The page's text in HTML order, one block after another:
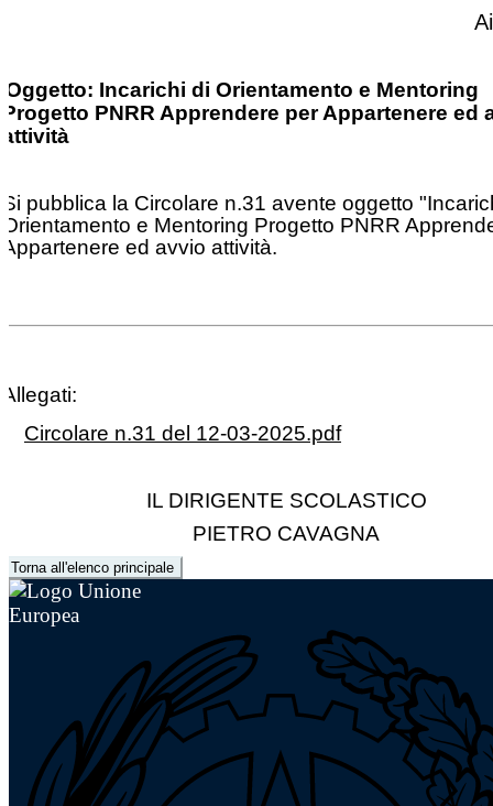
Oggetto: Incarichi di Orientamento e Mentoring
Progetto PNRR Apprendere per Appartenere ed
attività
Si pubblica la Circolare n.31 avente oggetto
Orientamento e Mentoring Progetto PNRR
Appartenere ed avvio attività.
Allegati:
Circolare n.31 del 12-03-2025.pdf
IL DIRIGENTE SCOLASTICO
PIETRO CAVAGNA
Torna all'elenco principale